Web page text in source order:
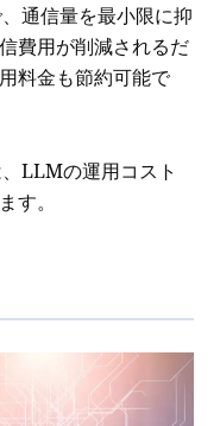
通信量を最小限に抑
費用が削減されるだ
料金も節約可能で
LLMの運用コスト
す。